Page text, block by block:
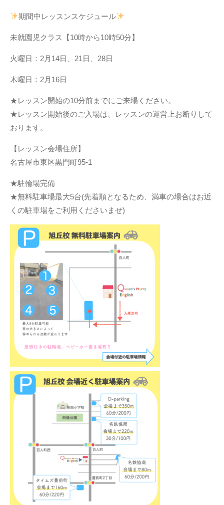
期間中レッスンスケジュール
未就園児クラス【10時から10時50分】
火曜日：2月14日、21日、28日
木曜日：2月16日
★レッスン開始の10分前までにご来場ください。
★レッスン開始後のご入場は、レッスンの運営上お断りして
おります。
【レッスン会場住所】
名古屋市東区黒門町95-1
★駐輪場完備
★無料駐車場最大5台(先着順となるため、満車の場合はお近
くの駐車場をご利用くださいませ)